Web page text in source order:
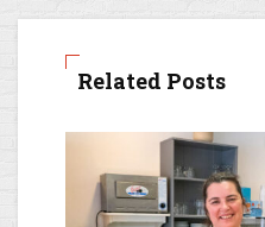
Related Posts